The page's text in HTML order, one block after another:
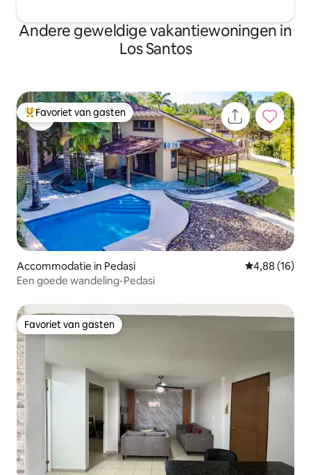
Andere geweldige vakantiewoningen in
Los Santos
Topfavoriet van gasten
Favoriet van gasten
Accommodatie in Pedasi Gemiddelde
4,88 (16)
Een goede wandeling-Pedasi
Favoriet van gasten
Favoriet van gasten